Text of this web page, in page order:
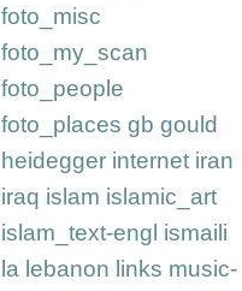
foto_misc
foto_my_scan
foto_people
foto_places gb gould
heidegger internet iran
iraq islam islamic_art
islam_text-engl ismaili
la lebanon links music-